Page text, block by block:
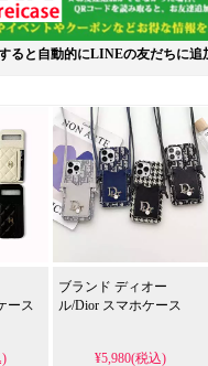
ると自動的にLINEの友だちに追
ホケース
)
ブランド ディオー
ル/Dior スマホケース
¥5,980(税込)